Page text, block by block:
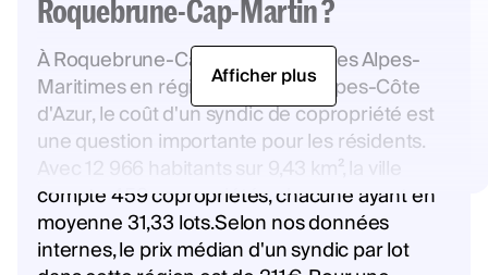
Roquebrune-Cap-Martin ?
À Roquebrune-Cap-Martin, dans les Alpes-
Maritimes en région Provence-Alpes-Côte
d'Azur, le coût d'un syndic de copropriété est
une question importante pour les résidents.
Avec 12 966 habitants sur 9,43 km², la ville
compte 459 copropriétés, chacune ayant en
moyenne 31,33 lots.Selon nos données
internes, le prix médian d'un syndic par lot
Afficher plus